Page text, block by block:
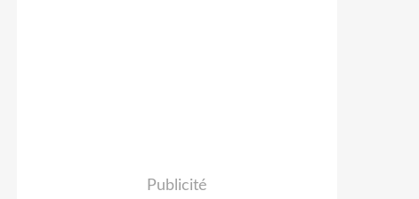
Publicité